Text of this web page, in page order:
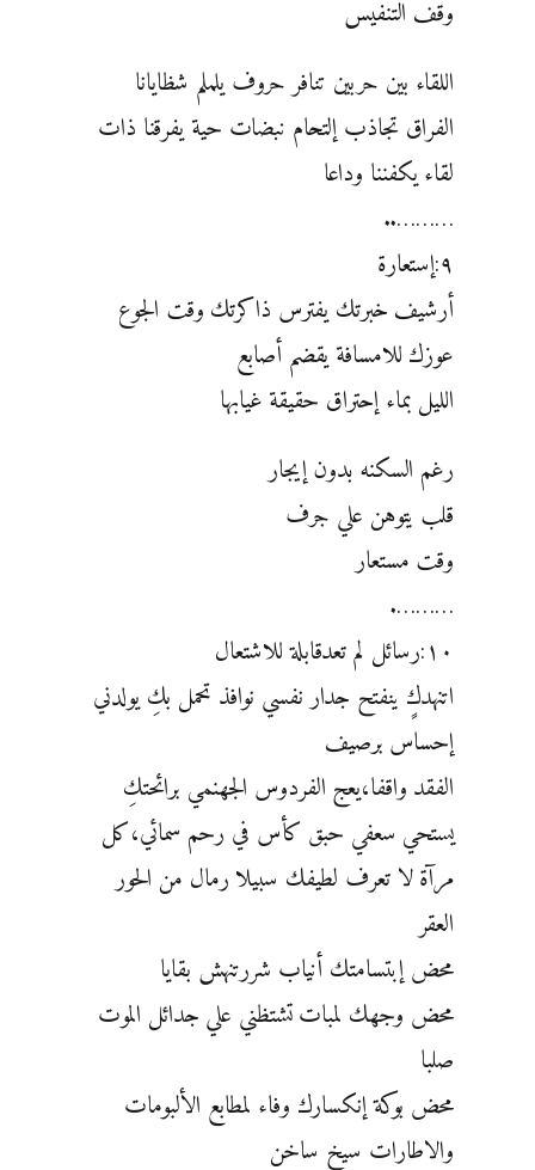
وقف التنفيس
اللقاء بين حربين تنافر حروف يلملم شظايانا
الفراق تجاذب إلتحام نبضات حية يفرقنا ذات
لقاء يكفننا وداعا
………..
٩:إستعارة
أرشيف خبرتك يفترس ذاكرتك وقت الجوع
عوزك للامسافة يقضم أصابع
الليل بماء إحتراق حقيقة غيابها
رغم السكنه بدون إيجار
قلب يتوهن علي جرف
وقت مستعار
……….
١٠:رسائل لم تعدقابلة للاشتعال
اتنهدكٍ ينفتح جدار نفسي نوافذ تحمل بكِ يولدني
إحساس برصيف
الفقد واقفا،يعج الفردوس الجهنمي برائحتكِ
يستحي سعفي حبق كأس في رحم سمائي،كل
مرآة لا تعرف لطيفك سبيلا رمال من الحور
العقر
محض إبتسامتك أنياب شررتنهش بقايا
محض وجهك لمبات تشتظني علي جدائل الموت
صلبا
محض بوكة إنكسارك وفاء لمطابع الألبومات
والاطارات سيخ ساخن